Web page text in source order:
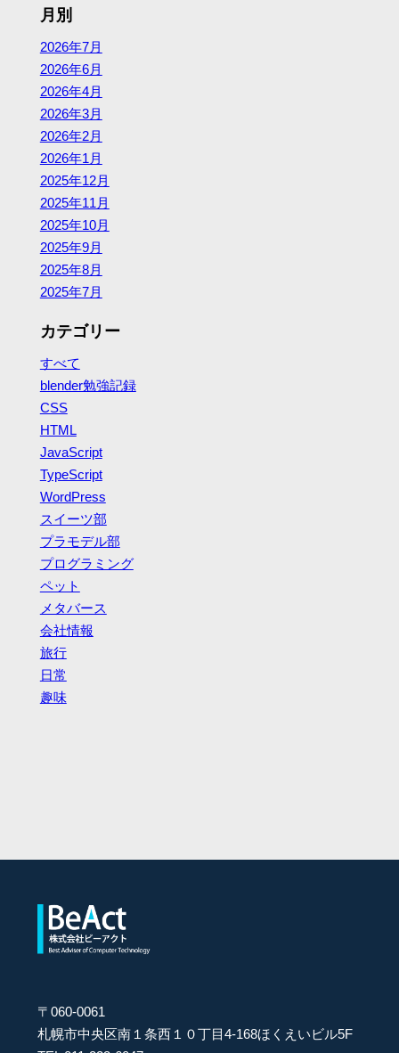
月別
2026年7月
2026年6月
2026年4月
2026年3月
2026年2月
2026年1月
2025年12月
2025年11月
2025年10月
2025年9月
2025年8月
2025年7月
カテゴリー
すべて
blender勉強記録
CSS
HTML
JavaScript
TypeScript
WordPress
スイーツ部
プラモデル部
プログラミング
ペット
メタバース
会社情報
旅行
日常
趣味
〒060-0061
札幌市中央区南１条西１０丁目4-168ほくえいビル5F